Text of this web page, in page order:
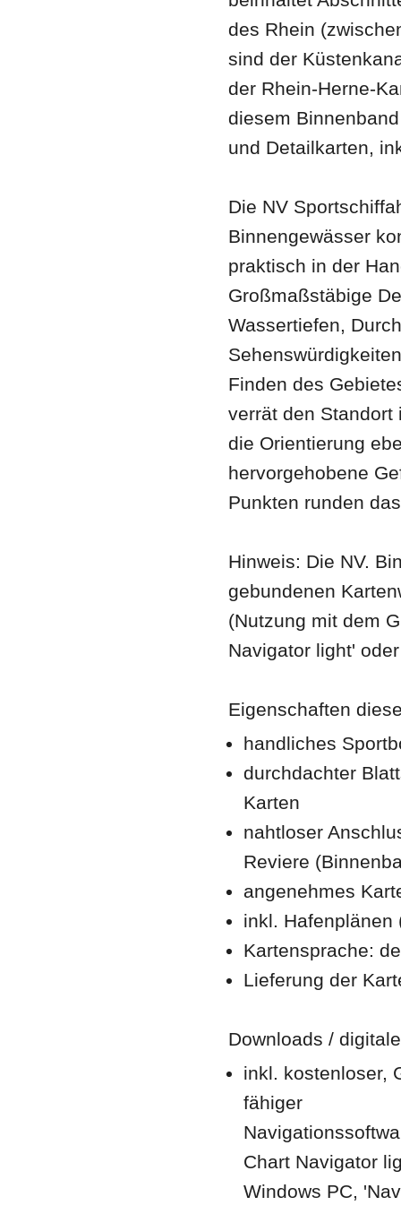
des Rhein
sind der
der Rhein-Herne-
diesem
und Detailkarten,
Die NV
Binnengewässer
praktisch in der
Großmaßstäbige
Wassertiefen,
Finden des
verrät den Standort
die Orientierung
hervorgehobene
Punkten runden
Hinweis: Die NV.
gebundenen
(Nutzung mit dem
Navigator light'
Eigenschaften
handliches
durchdachter
Karten
nahtloser
Reviere
angenehmes
inkl. Hafenplänen
Kartensprache:
Lieferung der
Downloads /
inkl. kostenloser,
fähiger
Chart Navigator
Windows PC,